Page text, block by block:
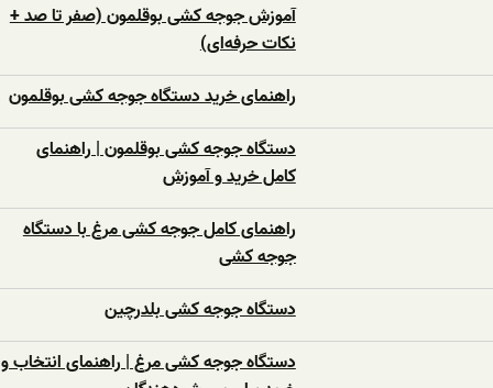
آموزش جوجه کشی بوقلمون (صفر تا صد +
نکات حرفه‌ای)
راهنمای خرید دستگاه جوجه کشی بوقلمون
دستگاه جوجه کشی بوقلمون | راهنمای
کامل خرید و آموزش
راهنمای کامل جوجه کشی مرغ با دستگاه
جوجه کشی
دستگاه جوجه‌ کشی بلدرچین
دستگاه جوجه‌ کشی مرغ | راهنمای انتخاب و